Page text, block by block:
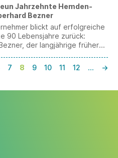
Jahrzehnte Hemden-
Bezner
blickt auf erfolgreiche
90 Lebensjahre zurück:
der langjährige frühere
der OLYMP Bezner KG
der OLYMP-Bezner-
Geburtstag.
7 8 9 10 11 12 … →